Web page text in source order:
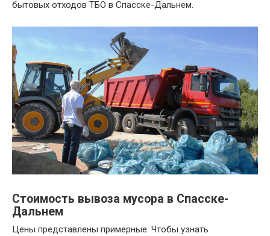
бытовых отходов ТБО в Спасске-Дальнем.
Стоимость вывоза мусора в Спасске-
Дальнем
Цены представлены примерные. Чтобы узнать